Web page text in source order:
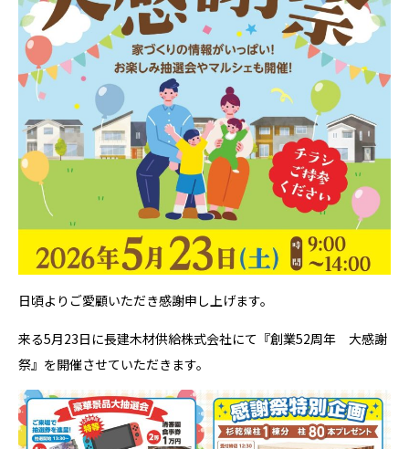
日頃よりご愛顧いただき感謝申し上げます。
来る5月23日に長建木材供給株式会社にて『創業52周年 大感謝
祭』を開催させていただきます。